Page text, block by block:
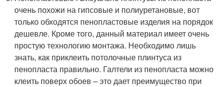
очень похожи на гипсовые и полиуретановые, вот
только обходятся пенопластовые изделия на порядок
дешевле. Кроме того, данный материал имеет очень
простую технологию монтажа. Необходимо лишь
знать, как приклеить потолочные плинтуса из
пенопласта правильно. Галтели из пенопласта можно
клеить поверх обоев – это дает преимущество при